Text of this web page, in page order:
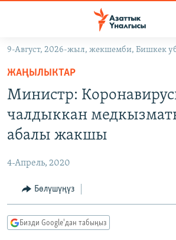
Навигацияга
өтүңүз
Издөөгө
салыңызКЫРГЫЗСТАН
САЯСАТ
МАДАНИЯТ
ДҮЙНӨ
УКРАИНА
ТВ ПРОГРАММАЛАР
БҮГҮН АЗАТТЫКТА
ПОДКАСТ
9-Август, 2026-жыл, жекшемби, Бишкек
ЖАҢЫЛЫКТАР
Министр:
чалдыккан
абалы жакшы
4-Апрель, 2020
Бөлүшүңүз
Бизди Google'дан табыңыз